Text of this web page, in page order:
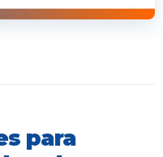
para